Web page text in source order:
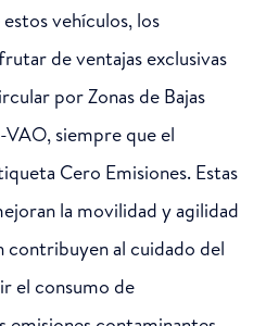
vehículos, los
de ventajas exclusivas
por Zonas de Bajas
VAO, siempre que el
Cero Emisiones. Estas
la movilidad y agilidad
contribuyen al cuidado del
el consumo de